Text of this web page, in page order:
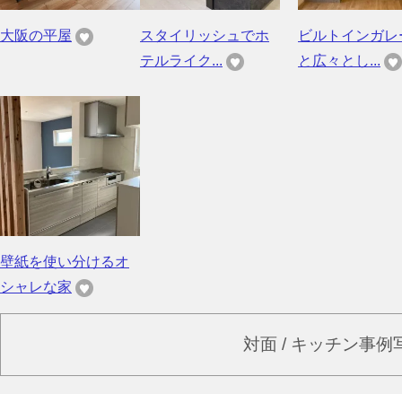
大阪の平屋
スタイリッシュでホ
テルライク...
ビルトインガレ
と広々とし...
壁紙を使い分けるオ
シャレな家
対面 / キッチン事例